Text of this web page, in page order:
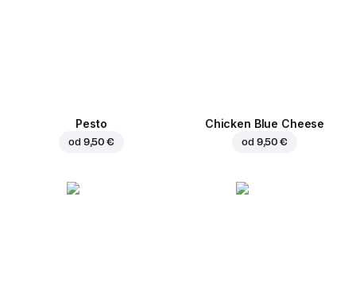
Pesto
od 9,50 €
Chicken Blue Cheese
od 9,50 €